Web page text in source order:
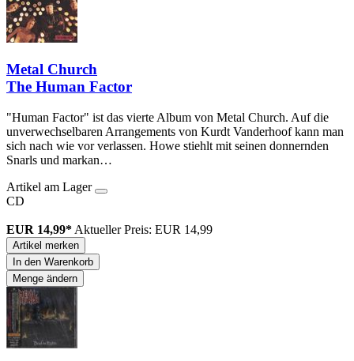
Metal Church
The Human Factor
"Human Factor" ist das vierte Album von Metal Church. Auf die
unverwechselbaren Arrangements von Kurdt Vanderhoof kann man
sich nach wie vor verlassen. Howe stiehlt mit seinen donnernden
Snarls und markan…
Artikel am Lager
CD
EUR 14,99* Aktueller Preis: EUR 14,99
Artikel merken
In den Warenkorb
Menge ändern